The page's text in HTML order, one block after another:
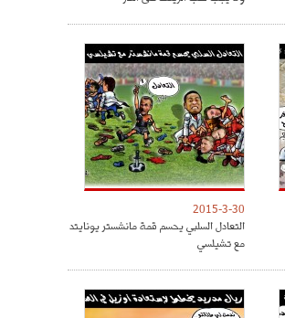
2015-3-30
التعادل السلبي يحسم قمة مانشستر يونايتد
مع تشيلسي